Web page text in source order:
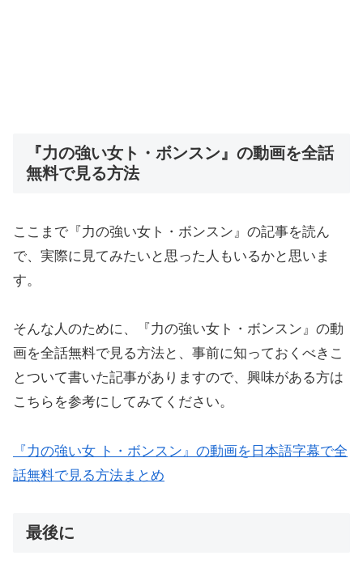
『力の強い女ト・ボンスン』の動画を全話
無料で見る方法
ここまで『力の強い女ト・ボンスン』の記事を読ん
で、実際に見てみたいと思った人もいるかと思いま
す。
そんな人のために、『力の強い女ト・ボンスン』の動
画を全話無料で見る方法と、事前に知っておくべきこ
とついて書いた記事がありますので、興味がある方は
こちらを参考にしてみてください。
『力の強い女 ト・ボンスン』の動画を日本語字幕で全
話無料で見る方法まとめ
最後に